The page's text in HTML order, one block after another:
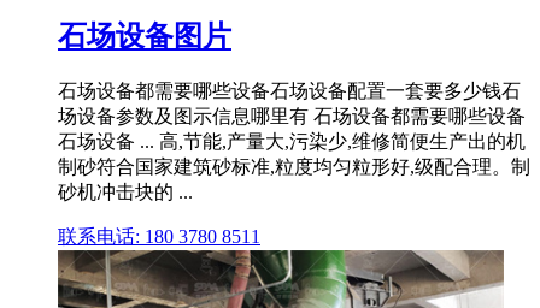
石场设备图片
石场设备都需要哪些设备石场设备配置一套要多少钱石
场设备参数及图示信息哪里有 石场设备都需要哪些设备
石场设备 ... 高,节能,产量大,污染少,维修简便生产出的机
制砂符合国家建筑砂标准,粒度均匀粒形好,级配合理。制
砂机冲击块的 ...
联系电话: 180 3780 8511